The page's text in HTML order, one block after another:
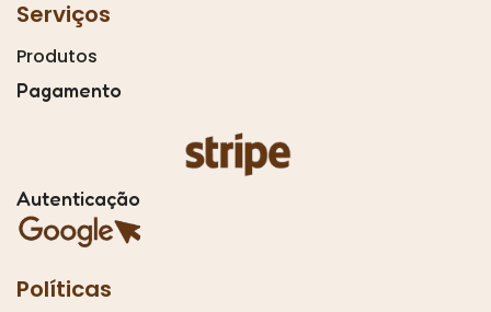
Serviços
Produtos
Pagamento
Autenticação
Políticas